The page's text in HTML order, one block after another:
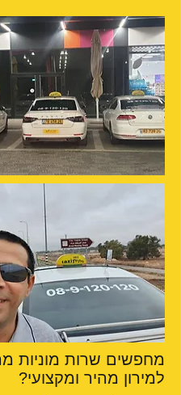
מחפשים שרות מוניות
למירון מהיר ומקצועי?